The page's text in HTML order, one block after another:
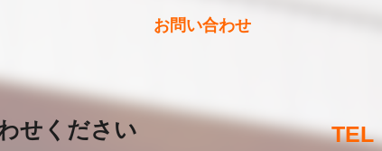
お問い合わせ
せください